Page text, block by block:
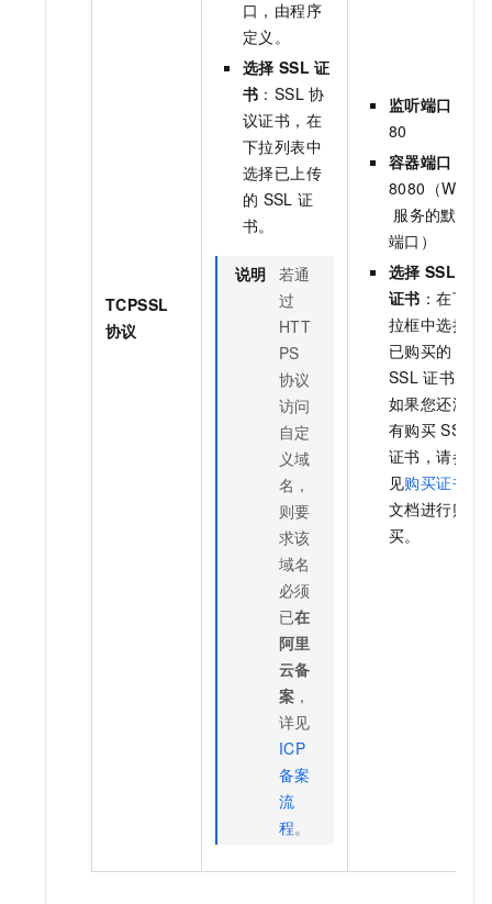
TCPSSL
协议
口，由程序
定义。
选择 SSL 证
书 ：SSL 协
议证书，在
下拉列表中
选择已上传
的 SSL 证
书。
说明 若通
过
HTT
PS
协议
访问
自定
义域
名，
则要
求该
域名
必须
已在
阿里
云备
案 ，
详见
ICP
备案
流
程。
监听端口
80
容器端口
8080（Web
服务的默认
端口）
选择 SSL
证书 ：在下
拉框中选择
已购买的
SSL 证书。
如果您还没
有购买 SSL
证书，请参
见购买证书
文档进行购
买。